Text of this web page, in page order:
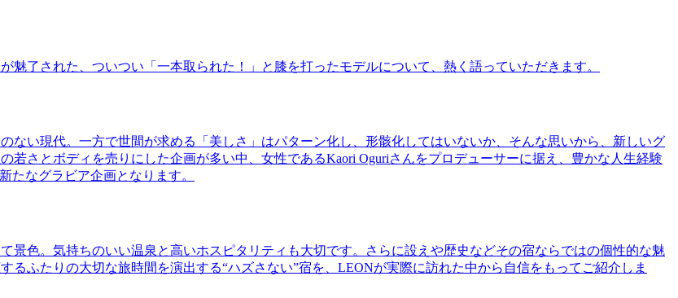
了された、ついつい「一本取られた！」と膝を打ったモデルについて、熱く語っていただきます。
ない現代。一方で世間が求める「美しさ」はパターン化し、形骸化してはいないか、そんな思いから、新しいグ
若さとボディを売りにした企画が多い中、女性であるKaori Oguriさんをプロデューサーに据え、豊かな人生経験
たなグラビア企画となります。
色。気持ちのいい温泉と高いホスピタリティも大切です。さらに設えや歴史などその宿ならではの個性的な魅
るふたりの大切な旅時間を演出する“ハズさない”宿を、LEONが実際に訪れた中から自信をもってご紹介しま